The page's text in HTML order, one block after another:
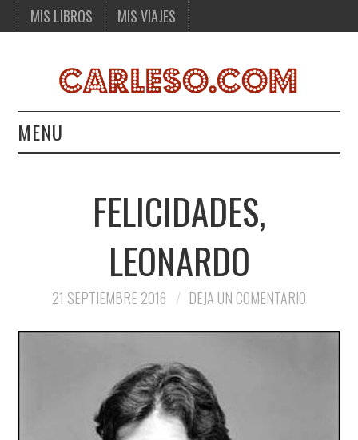
MIS LIBROS MIS VIAJES
MENU
MIS VIAJESFELICIDADES,
LEONARDO
21 SEPTIEMBRE 2016 DEJA UN COMENTARIO